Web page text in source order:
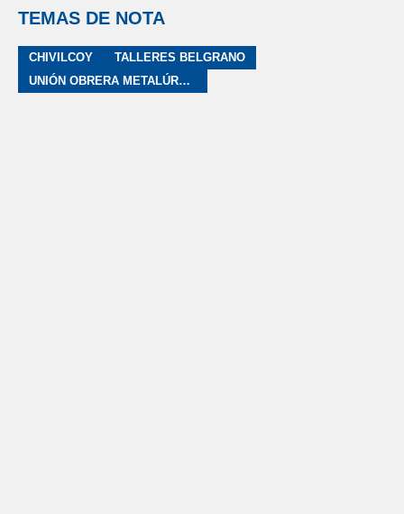
TEMAS DE NOTA
CHIVILCOY
TALLERES BELGRANO
UNIÓN OBRERA METALÚRGICA